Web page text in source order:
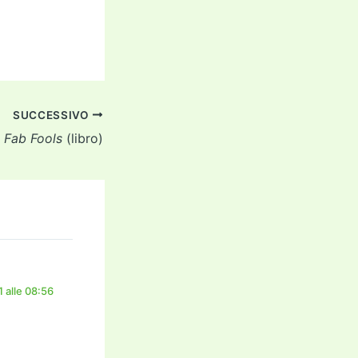
SUCCESSIVO
Fab Fools (libro)
alle 08:56